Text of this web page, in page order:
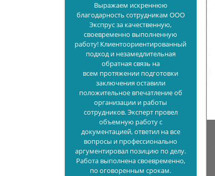
Выражаем искреннюю
благодарность сотрудникам ООО
Экспрус за качественную,
своевременно выполненную
работу! Клиентоориентированный
подход и незамедлительная
обратная связь на
всем протяжении подготовки
заключения оставили
положительное впечатление об
организации и работы
сотрудников. Эксперт провел
объемную работу с
документацией, ответил на все
вопросы и профессионально
аргументировал позицию по делу.
Работа выполнена своевременно,
по оговоренным срокам.